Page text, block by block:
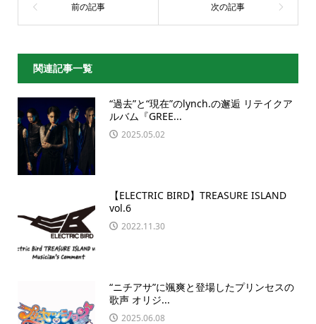
関連記事一覧
“過去”と“現在”のlynch.の邂逅 リテイクア
ルバム『GREE...
2025.05.02
【ELECTRIC BIRD】TREASURE ISLAND
vol.6
2022.11.30
“ニチアサ”に颯爽と登場したプリンセスの
歌声 オリジ...
2025.06.08